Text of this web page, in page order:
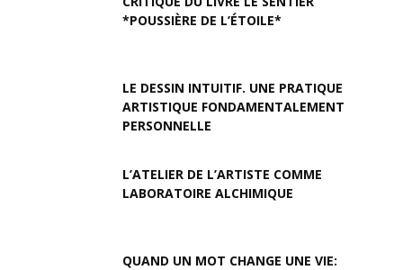
*POUSSIÈRE DE L’ÉTOILE*
LE DESSIN INTUITIF. UNE PRATIQUE
ARTISTIQUE FONDAMENTALEMENT
PERSONNELLE
L’ATELIER DE L’ARTISTE COMME
LABORATOIRE ALCHIMIQUE
QUAND UN MOT CHANGE UNE VIE: